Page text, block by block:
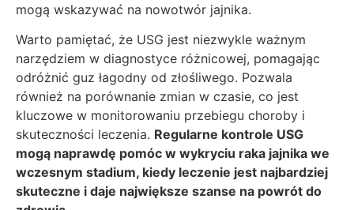
mogą wskazywać na nowotwór jajnika.
Warto pamiętać, że USG jest niezwykle ważnym
narzędziem w diagnostyce różnicowej, pomagając
odróżnić guz łagodny od złośliwego. Pozwala
również na porównanie zmian w czasie, co jest
kluczowe w monitorowaniu przebiegu choroby i
skuteczności leczenia. Regularne kontrole USG
mogą naprawdę pomóc w wykryciu raka jajnika we
wczesnym stadium, kiedy leczenie jest najbardziej
skuteczne i daje największe szanse na powrót do